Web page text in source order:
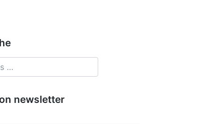
newsletter